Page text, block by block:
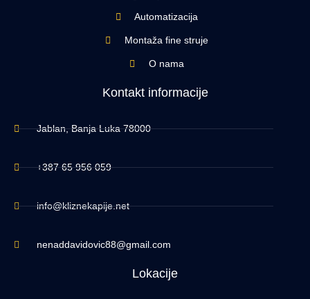
Automatizacija
Montaža fine struje
O nama
Kontakt informacije
Jablan, Banja Luka 78000
+387 65 956 059
info@kliznekapije.net
nenaddavidovic88@gmail.com
Lokacije